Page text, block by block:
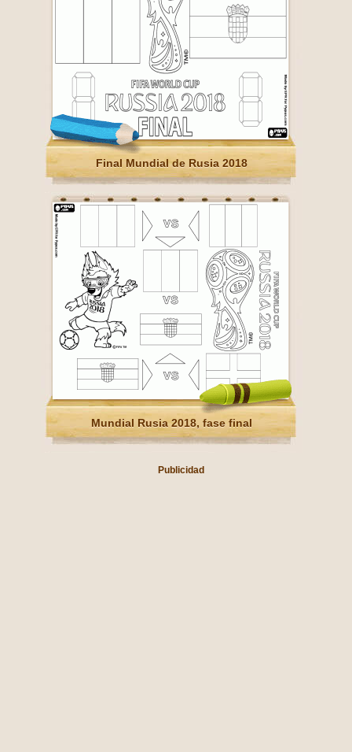
Final Mundial de Rusia 2018
Mundial Rusia 2018, fase final
Publicidad